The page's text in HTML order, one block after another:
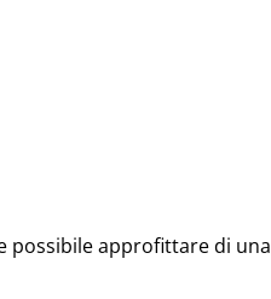
possibile approfittare di una